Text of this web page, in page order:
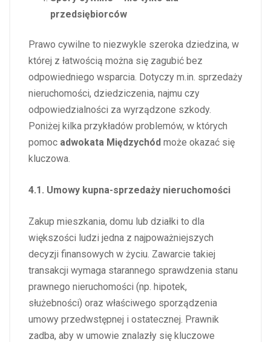
przedsiębiorców
Prawo cywilne to niezwykle szeroka dziedzina, w
której z łatwością można się zagubić bez
odpowiedniego wsparcia. Dotyczy m.in. sprzedaży
nieruchomości, dziedziczenia, najmu czy
odpowiedzialności za wyrządzone szkody.
Poniżej kilka przykładów problemów, w których
pomoc adwokata Międzychód może okazać się
kluczowa.
4.1. Umowy kupna-sprzedaży nieruchomości
Zakup mieszkania, domu lub działki to dla
większości ludzi jedna z najpoważniejszych
decyzji finansowych w życiu. Zawarcie takiej
transakcji wymaga starannego sprawdzenia stanu
prawnego nieruchomości (np. hipotek,
służebności) oraz właściwego sporządzenia
umowy przedwstępnej i ostatecznej. Prawnik
zadba, aby w umowie znalazły się kluczowe